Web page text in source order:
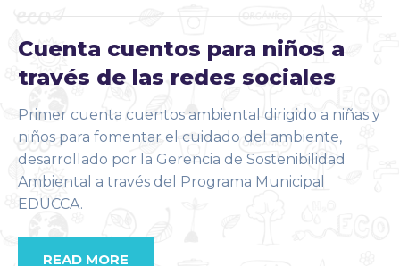
Cuenta cuentos para niños a
través de las redes sociales
Primer cuenta cuentos ambiental dirigido a niñas y
niños para fomentar el cuidado del ambiente,
desarrollado por la Gerencia de Sostenibilidad
Ambiental a través del Programa Municipal
EDUCCA.
READ MORE